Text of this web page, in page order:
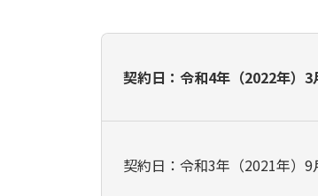
契約日：令和4年（2022年）3
契約日：令和3年（2021年）